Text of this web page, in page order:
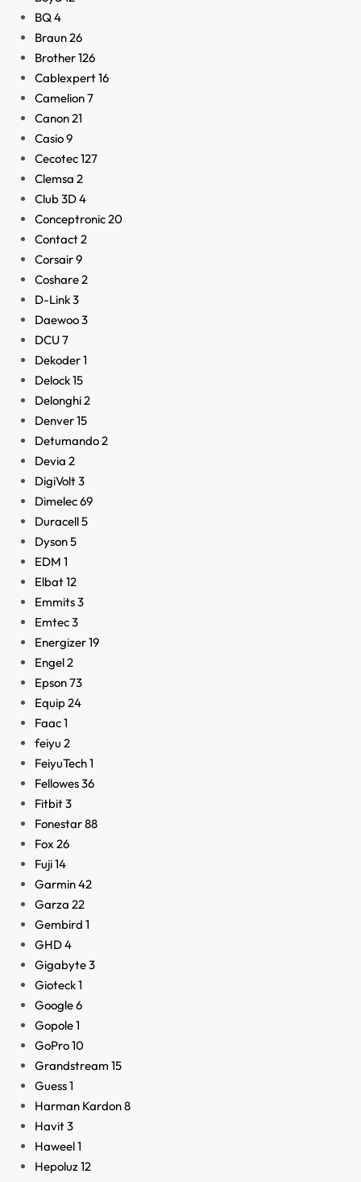
BQ4
Braun26
Brother126
Cablexpert16
Camelion7
Canon21
Casio9
Cecotec127
Clemsa 2
Club 3D4
Conceptronic20
Contact2
Corsair9
Coshare2
D-Link3
Daewoo3
DCU7
Dekoder1
Delock15
Delonghi2
Denver15
Detumando2
Devia 2
DigiVolt3
Dimelec69
Duracell5
Dyson5
EDM 1
Elbat12
Emmits3
Emtec3
Energizer19
Engel2
Epson73
Equip24
Faac1
feiyu 2
FeiyuTech1
Fellowes36
Fitbit3
Fonestar88
Fox 26
Fuji14
Garmin42
Garza 22
Gembird 1
GHD4
Gigabyte3
Gioteck1
Google6
Gopole1
GoPro10
Grandstream 15
Guess1
Harman Kardon8
Havit3
Haweel1
Hepoluz12